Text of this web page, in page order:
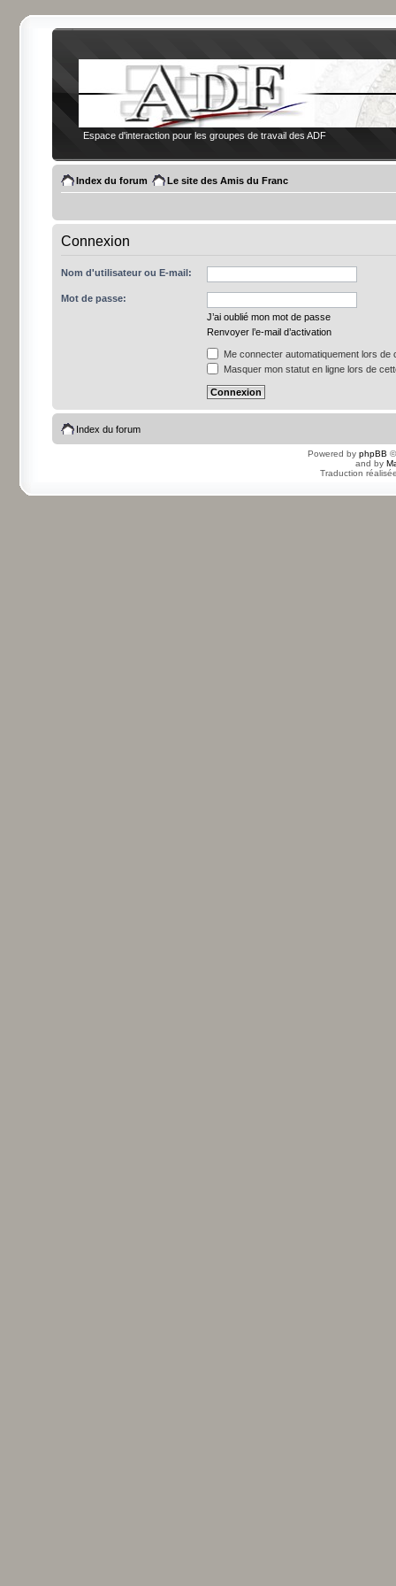
Espace d'interaction pour les groupes de travail des ADF
Index du forum Le site des Amis du Franc
Connexion
Nom d'utilisateur ou E-mail:
Mot de passe:
J’ai oublié mon mot de passe
Renvoyer l’e-mail d’activation
Me connecter automatiquement lors de
Masquer mon statut en ligne lors de
Index du forum
Powered by phpBB
and by
Traduction